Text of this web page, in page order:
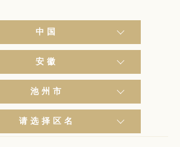
中国
安徽
池州市
请选择区名